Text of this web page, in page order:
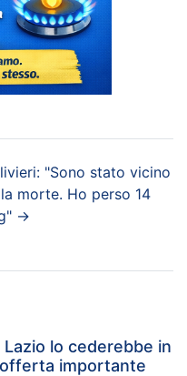
"Sono stato vicino
morte. Ho perso 14
→
Lazio lo cederebbe in
importante